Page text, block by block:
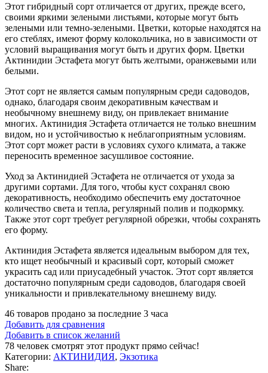
Этот гибридный сорт отличается от других, прежде всего,
своими яркими зелеными листьями, которые могут быть
зелеными или темно-зелеными. Цветки, которые находятся на
его стеблях, имеют форму колокольчика, но в зависимости от
условий выращивания могут быть и других форм. Цветки
Актинидии Эстафета могут быть желтыми, оранжевыми или
белыми.
Этот сорт не является самым популярным среди садоводов,
однако, благодаря своим декоративным качествам и
необычному внешнему виду, он привлекает внимание
многих. Актинидия Эстафета отличается не только внешним
видом, но и устойчивостью к неблагоприятным условиям.
Этот сорт может расти в условиях сухого климата, а также
переносить временное засушливое состояние.
Уход за Актинидией Эстафета не отличается от ухода за
другими сортами. Для того, чтобы куст сохранял свою
декоративность, необходимо обеспечить ему достаточное
количество света и тепла, регулярный полив и подкормку.
Также этот сорт требует регулярной обрезки, чтобы сохранять
его форму.
Актинидия Эстафета является идеальным выбором для тех,
кто ищет необычный и красивый сорт, который сможет
украсить сад или приусадебный участок. Этот сорт является
достаточно популярным среди садоводов, благодаря своей
уникальности и привлекательному внешнему виду.
46 товаров продано за последние 3 часа
Добавить для сравнения
Добавить в список желаний
78 человек смотрят этот продукт прямо сейчас!
Категории: АКТИНИДИЯ, Экзотика
Share: